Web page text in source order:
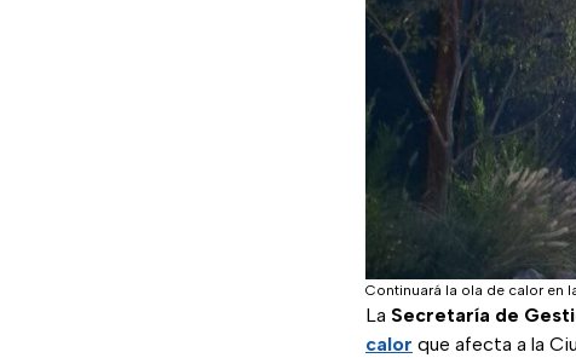
Continuará la ola de calor en
La Secretaría de
calor que afecta a la